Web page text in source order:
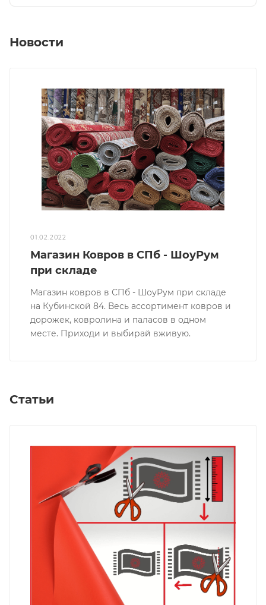
Новости
01.02.2022
Магазин Ковров в СПб - ШоуРум
при складе
Магазин ковров в СПб - ШоуРум при складе
на Кубинской 84. Весь ассортимент ковров и
дорожек, ковролина и паласов в одном
месте. Приходи и выбирай вживую.
Статьи